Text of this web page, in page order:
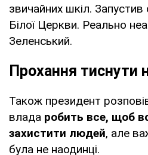
звичайних шкіл. Запустив
Білої Церкви. Реально
Зеленський.
Прохання тиснути
Також президент
влада робить все, щоб
захистити людей, але
була не наодинці.